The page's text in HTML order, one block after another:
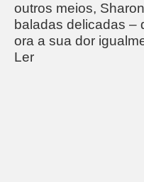
outros meios,
baladas delicadas –
ora a sua dor
Ler